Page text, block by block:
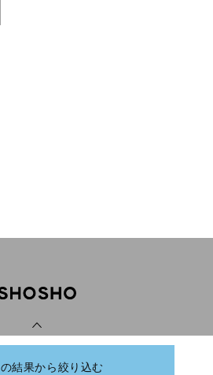
結果から絞り込む
Ishikawa Prefectural Library.